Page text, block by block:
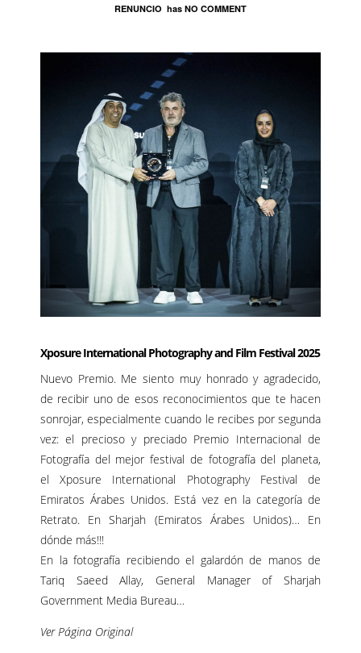
RENUNCIO has NO COMMENT
Xposure International Photography and Film Festival 2025
Nuevo Premio. Me siento muy honrado y agradecido,
de recibir uno de esos reconocimientos que te hacen
sonrojar, especialmente cuando le recibes por segunda
vez: el precioso y preciado Premio Internacional de
Fotografía del mejor festival de fotografía del planeta,
elXposure International Photography Festival de
Emiratos Árabes Unidos. Está vez en la categoría de
Retrato. En Sharjah (Emiratos Árabes Unidos)… En
dónde más!!!
En la fotografía recibiendo el galardón de manos de
Tariq Saeed Allay, General Manager of Sharjah
Government Media Bureau…
Ver Página Original